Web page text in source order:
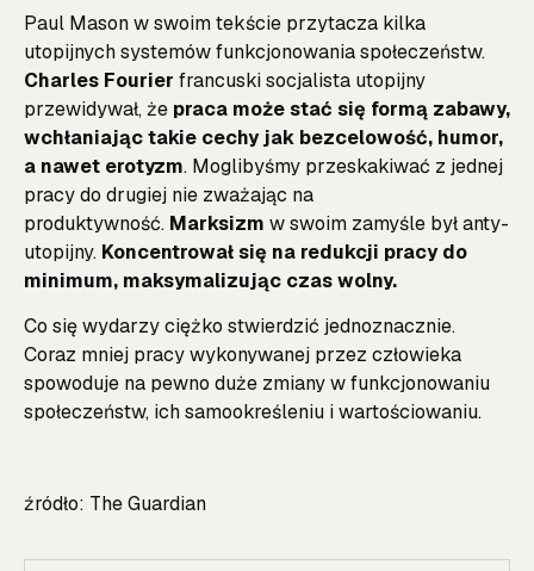
Paul Mason w swoim tekście przytacza kilka
utopijnych systemów funkcjonowania społeczeństw.
Charles Fourier francuski socjalista utopijny
przewidywał, że praca może stać się formą zabawy,
wchłaniając takie cechy jak bezcelowość, humor,
a nawet erotyzm. Moglibyśmy przeskakiwać z jednej
pracy do drugiej nie zważając na
produktywność. Marksizm w swoim zamyśle był anty-
utopijny. Koncentrował się na redukcji pracy do
minimum, maksymalizując czas wolny.
Co się wydarzy ciężko stwierdzić jednoznacznie.
Coraz mniej pracy wykonywanej przez człowieka
spowoduje na pewno duże zmiany w funkcjonowaniu
społeczeństw, ich samookreśleniu i wartościowaniu.
źródło: The Guardian